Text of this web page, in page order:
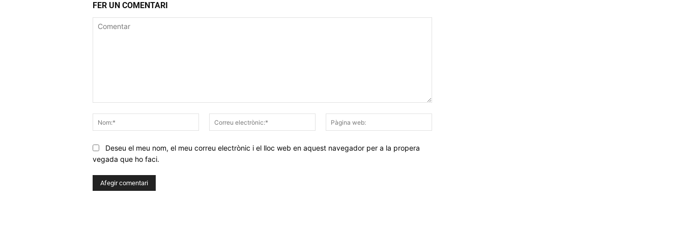
FER UN COMENTARI
Nom:*
Correu
electrònic:*
web:
Deseu el meu nom, el meu correu electrònic i el lloc web en aquest navegador per a la propera
vegada que ho faci.